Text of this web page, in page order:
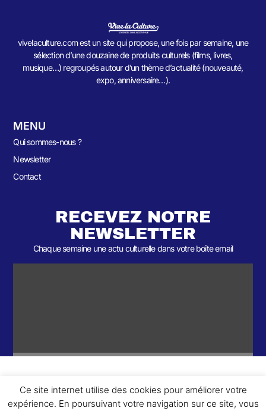
vivelaculture.com est un site qui propose, une fois par semaine, une
sélection d’une douzaine de produits culturels (films, livres,
musique…) regroupés autour d’un thème d’actualité (nouveauté,
expo, anniversaire…).
MENU
Qui sommes-nous ?
Newsletter
Contact
RECEVEZ NOTRE
NEWSLETTER
Chaque semaine une actu culturelle dans votre boîte email
© 2026- Une collaboration 2 ème Round et Yellowpoly. Tous droits
Ce site internet utilise des cookies pour améliorer votre
expérience. En poursuivant votre navigation sur ce site, vous